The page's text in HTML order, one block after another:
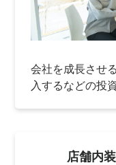
会社を成長させ
入するなどの投
店舗内